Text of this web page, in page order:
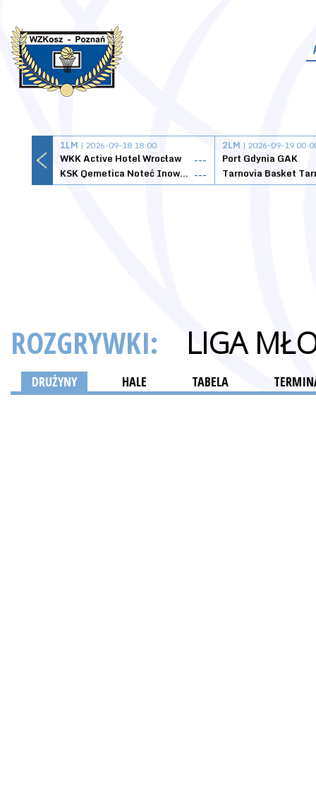
1LM | 2026-09-18 18:00
WKK Active Hotel Wrocław
---
KSK Qemetica Noteć Inowrocław ---
2LM | 2026-09-19
Port Gdynia GAK
ROZGRYWKI: LIGA
DRUŻYNY HALE TABELA